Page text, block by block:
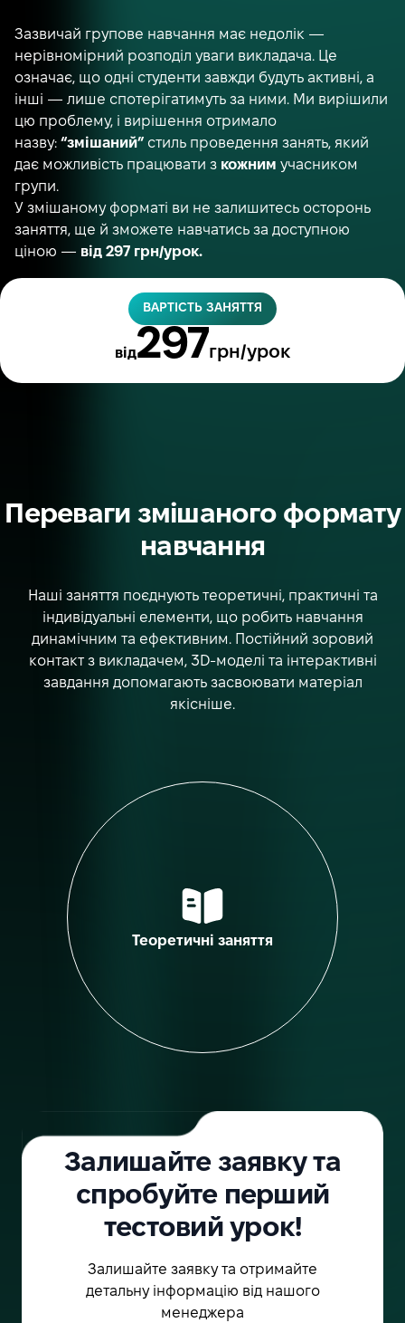
Зазвичай групове навчання має недолік —
нерівномірний розподіл уваги викладача. Це
означає, що одні студенти завжди будуть активні, а
інші — лише спотерігатимуть за ними. Ми вирішили
цю проблему, і вирішення отримало
назву: “змішаний” стиль проведення занять, який
дає можливість працювати з кожним учасником
групи.
У змішаному форматі ви не залишитесь осторонь
заняття, ще й зможете навчатись за доступною
ціною — від 297 грн/урок.
ВАРТІСТЬ ЗАНЯТТЯ
від297грн/урок
Переваги змішаного формату
навчання
Наші заняття поєднують теоретичні, практичні та
індивідуальні елементи, що робить навчання
динамічним та ефективним. Постійний зоровий
контакт з викладачем, 3D-моделі та інтерактивні
завдання допомагають засвоювати матеріал
якісніше.
Теоретичні заняття
Теоретичні уроки з
індивідуальним підходом,
що дозволяють детально
вивчити нові теми
Залишайте заявку та
спробуйте перший
тестовий урок!
Залишайте заявку та отримайте
детальну інформацію від нашого
менеджера